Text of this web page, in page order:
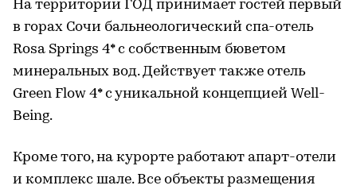
На территории ГОД принимает гостей первый
в горах Сочи бальнеологический спа-отель
Rosa Springs 4* с собственным бюветом
минеральных вод. Действует также отель
Green Flow 4* с уникальной концепцией Well-
Being.
Кроме того, на курорте работают апарт-отели
и комплекс шале. Все объекты размещения